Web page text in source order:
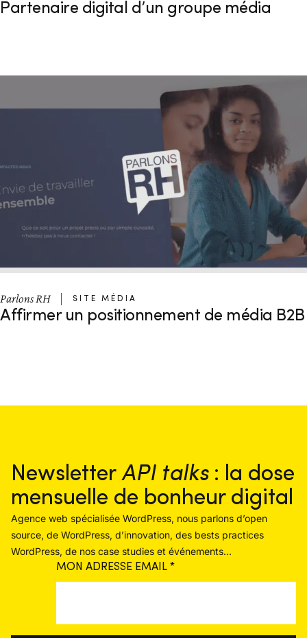
Partenaire digital d’un groupe média
Parlons RH SITE MÉDIA
Affirmer un positionnement de média B2B
Newsletter API talks: la dose
mensuelle de bonheur digital
Agence web spécialisée WordPress, nous parlons d’open
source, de WordPress, d’innovation, des bests practices
WordPress, de nos case studies et événements…
MON ADRESSE EMAIL *